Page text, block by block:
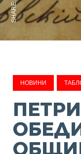
SHARE:
НОВИНИ